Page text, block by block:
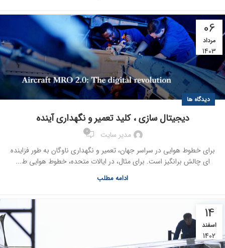
06
مرداد
1403
دیدگاه ها
دیجیتال سازی ، کلید تعمیر و نگهداری آینده
مدیر سایت 0
برای خطوط هوایی در سراسر جهان، تعمیر و نگهداری ناوگان به طور فزاینده
ای چالش برانگیز است. برای مثال، در ایالات متحده، خطوط هوایی ط...
ادامه مطلب
14
اسفند
1402